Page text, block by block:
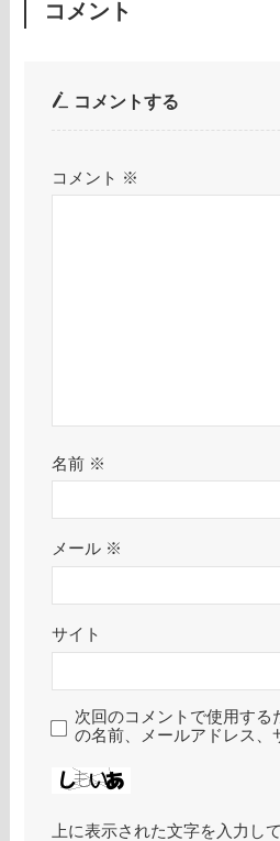
コメント
コメントする
コメント ※
名前 ※
メール ※
サイト
次回のコメントで使用する
の名前、メールアドレス、
上に表示された文字を入力し